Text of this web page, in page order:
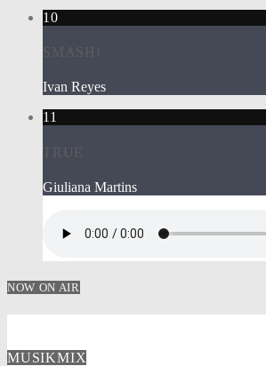
10
SMASH!
Ivan Reyes
11
TRUE
Giuliana Martins
NOW ON AIR
MUSIKMIX